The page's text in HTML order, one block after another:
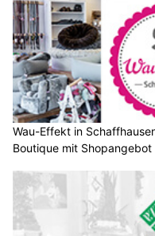
Wau-Effekt in
Boutique mit Shopangebot